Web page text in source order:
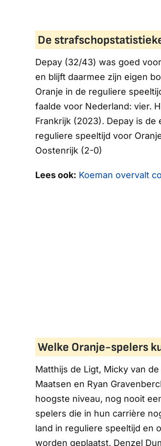
De
Depay (32/43) was goed
en blijft daarmee zijn eigen
Oranje in de reguliere
faalde voor Nederland: vier.
Frankrijk (2023). Depay is
reguliere speeltijd voor
Oostenrijk (2-0)
Lees ook: Koeman overvalt
Welke Oranje-spelers
Matthijs de Ligt, Micky van
Maatsen en Ryan
hoogste niveau, nog nooit
spelers die in hun carrière
land in reguliere speeltijd en
worden geplaatst. Denzel